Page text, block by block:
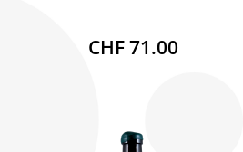
CHF 71.00